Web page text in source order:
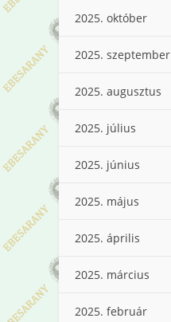
2025. október
2025. szeptember
2025. augusztus
2025. július
2025. június
2025. május
2025. április
2025. március
2025. február